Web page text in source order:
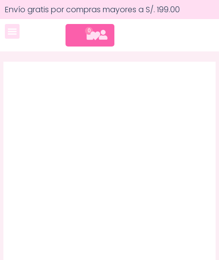
al
contenido
Envío gratis por compras mayores a S/. 199.00
0
CART
Iluminador
Líquido
-